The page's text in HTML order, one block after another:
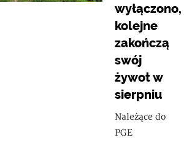
wyłączono,
kolejne
zakończą
swój
żywot w
sierpniu
Należące do
PGE